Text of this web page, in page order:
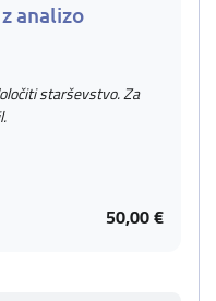
analizo
starševstvo. Za
50,00 €